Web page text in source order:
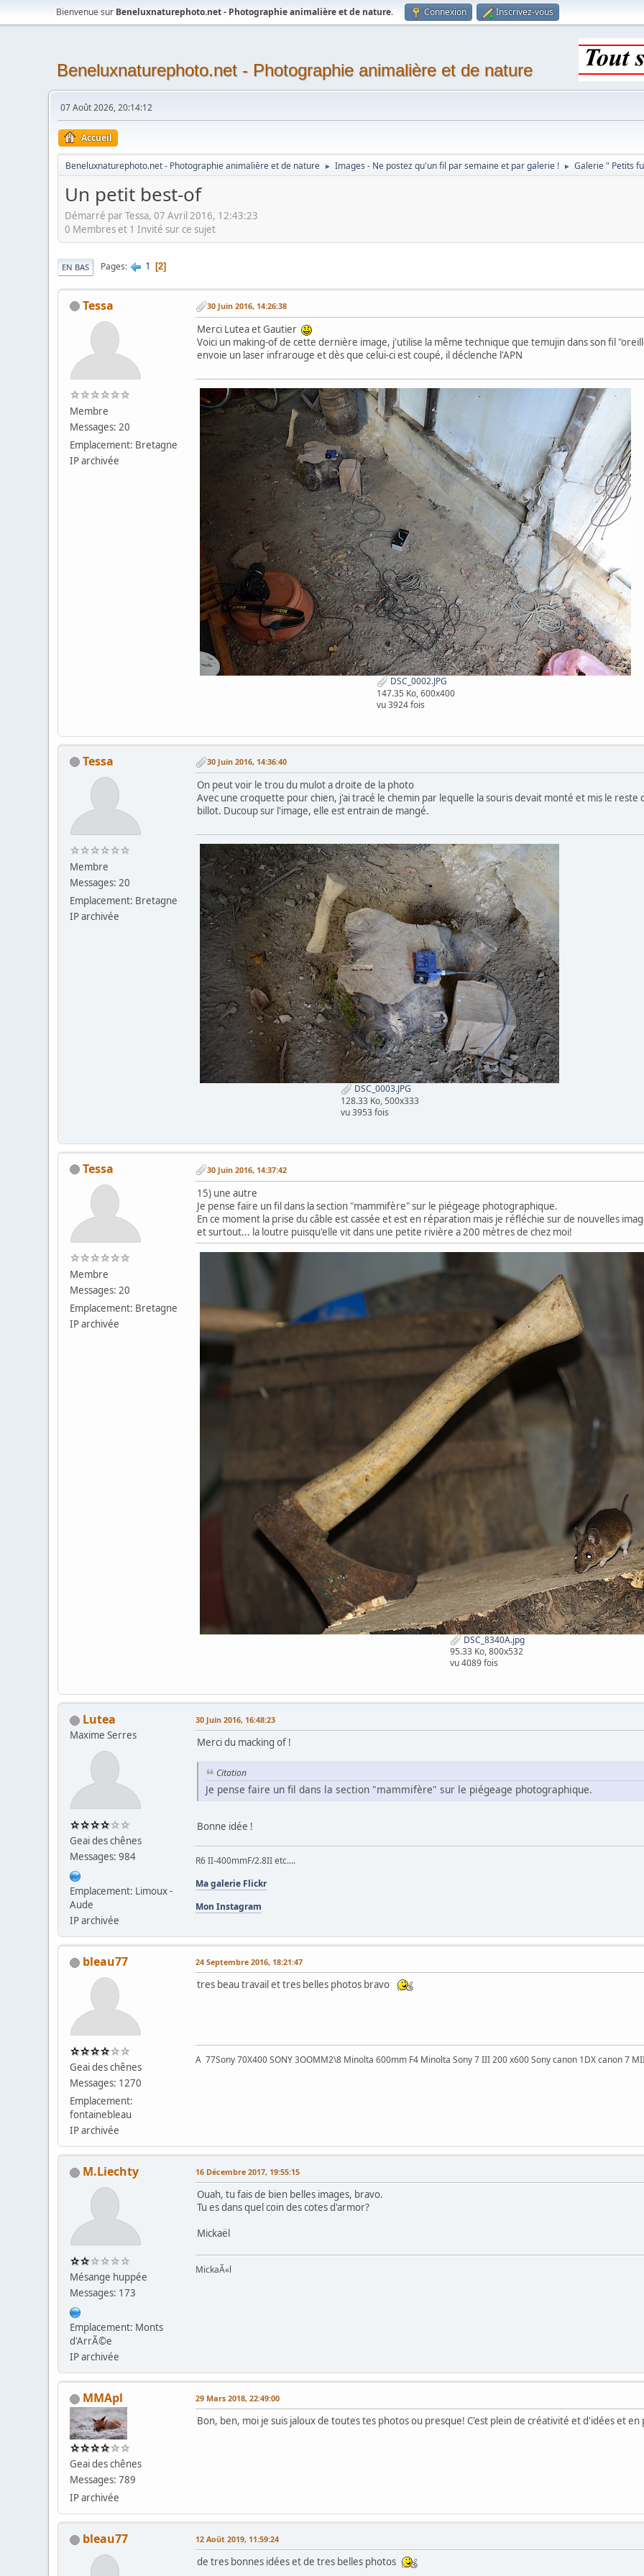
Bienvenue sur Beneluxnaturephoto.net - Photographie animalière et de nature. Connexion Inscrivez-vous
Beneluxnaturephoto.net - Photographie animalière et de nature
07 Août 2026, 20:14:12
Accueil
Beneluxnaturephoto.net - Photographie animalière et de nature ► Images - Ne postez qu'un fil par semaine et par galerie ! ► Galerie " Petits
Un petit best-of
Démarré par Tessa, 07 Avril 2016, 12:43:23
0 Membres et 1 Invité sur ce sujet
EN BAS Pages 1 2
Tessa
Membre
Messages: 20
Emplacement: Bretagne
IP archivée
30 Juin 2016, 14:26:38
Merci Lutea et Gautier
Voici un making-of de cette dernière image, j'utilise la même technique que temujin dans son fil
envoie un laser infrarouge et dès que celui-ci est coupé, il déclenche l'APN
DSC_0002.JPG
147.35 Ko, 600x400
vu 3924 fois
Tessa
Membre
Messages: 20
Emplacement: Bretagne
IP archivée
30 Juin 2016, 14:36:40
On peut voir le trou du mulot a droite de la photo
Avec une croquette pour chien, j'ai tracé le chemin par lequelle la souris devait monté et mis le reste
billot. Ducoup sur l'image, elle est entrain de mangé.
DSC_0003.JPG
128.33 Ko, 500x333
vu 3953 fois
Tessa
Membre
Messages: 20
Emplacement: Bretagne
IP archivée
30 Juin 2016, 14:37:42
15) une autre
Je pense faire un fil dans la section "mammifère" sur le piégeage photographique.
En ce moment la prise du câble est cassée et est en réparation mais je réfléchie sur de nouvelles
et surtout... la loutre puisqu'elle vit dans une petite rivière a 200 mètres de chez moi!
DSC_8340A.jpg
95.33 Ko, 800x532
vu 4089 fois
Lutea
Maxime Serres
Geai des chênes
Messages: 984
Emplacement: Limoux -
Aude
IP archivée
30 Juin 2016, 16:48:23
Merci du macking of !
Citation
Je pense faire un fil dans la section "mammifère" sur le piégeage photographique.
Bonne idée !
R6 II-400mmF/2.8II etc....
Ma galerie Flickr
Mon Instagram
bleau77
Geai des chênes
Messages: 1270
Emplacement:
fontainebleau
IP archivée
24 Septembre 2016, 18:21:47
tres beau travail et tres belles photos bravo
A 77Sony 70X400 SONY 3OOMM2\8 Minolta 600mm F4 Minolta Sony 7 III 200 x600 Sony canon 1DX canon 7
M.Liechty
Mésange huppée
Messages: 173
Emplacement: Monts
d'ArrÃ©e
IP archivée
16 Décembre 2017, 19:55:15
Ouah, tu fais de bien belles images, bravo.
Tu es dans quel coin des cotes d'armor?
Mickaël
MickaÃ«l
MMApl
Geai des chênes
Messages: 789
IP archivée
29 Mars 2018, 22:49:00
Bon, ben, moi je suis jaloux de toutes tes photos ou presque! C'est plein de créativité et d'idées et
bleau77 12 Août 2019, 11:59:24
de tres bonnes idées et de tres belles photos